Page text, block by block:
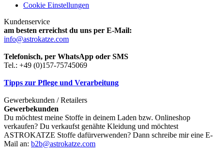
Cookie Einstellungen
Kundenservice
am besten erreichst du uns per E-Mail:
info@astrokatze.com
Telefonisch, per WhatsApp oder SMS
Tel.: +49 (0)157-75745069
Tipps zur Pflege und Verarbeitung
Gewerbekunden / Retailers
Gewerbekunden
Du möchtest meine Stoffe in deinem Laden bzw. Onlineshop
verkaufen? Du verkaufst genähte Kleidung und möchtest
ASTROKATZE Stoffe dafürverwenden? Dann schreibe mir eine E-
Mail an: b2b@astrokatze.com